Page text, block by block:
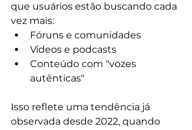
que usuários estão buscando cada
vez mais:
Fóruns e comunidades
Vídeos e podcasts
Conteúdo com "vozes
autênticas"
Isso reflete uma tendência já
observada desde 2022, quando